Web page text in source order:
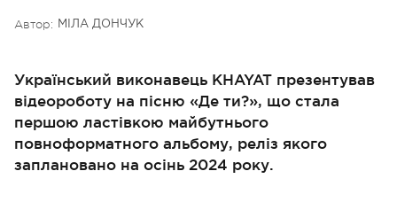
Автор: МІЛА ДОНЧУК
Український виконавець KHAYAT презентував
відеороботу на пісню «Де ти?», що стала
першою ластівкою майбутнього
повноформатного альбому, реліз якого
заплановано на осінь 2024 року.